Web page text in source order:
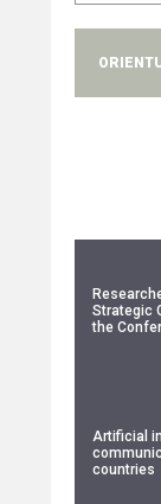
Strategic
the
Artificial
countries